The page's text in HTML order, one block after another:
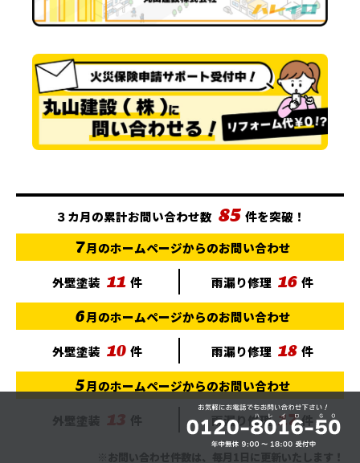
３カ月の累計お問い合わせ数 85 件を突破！
7月のホームページからのお問い合わせ
外壁塗装 11 件 雨漏り修理 16 件
6月のホームページからのお問い合わせ
外壁塗装 10 件 雨漏り修理 18 件
5月のホームページからのお問い合わせ
外壁塗装 13 件 雨漏り修理 17 件
※お問い合わせ件数は、毎月1日に更新いたします！